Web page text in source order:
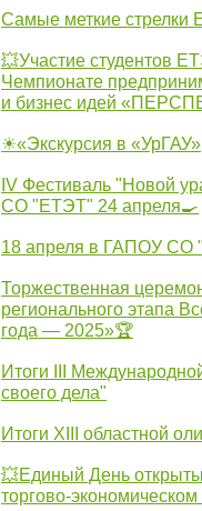
Самые меткие стрелки
💥Участие студентов
Чемпионате
и бизнес идей
☀«Экскурсия в «УрГАУ»
IV Фестиваль "Новой
СО "ЕТЭТ" 24 апреля🍳
18 апреля в ГАПОУ СО
Торжественная
регионального этапа
года — 2025»🏆
Итоги III
своего дела"
Итоги XIII областной
💥Единый День
торгово-